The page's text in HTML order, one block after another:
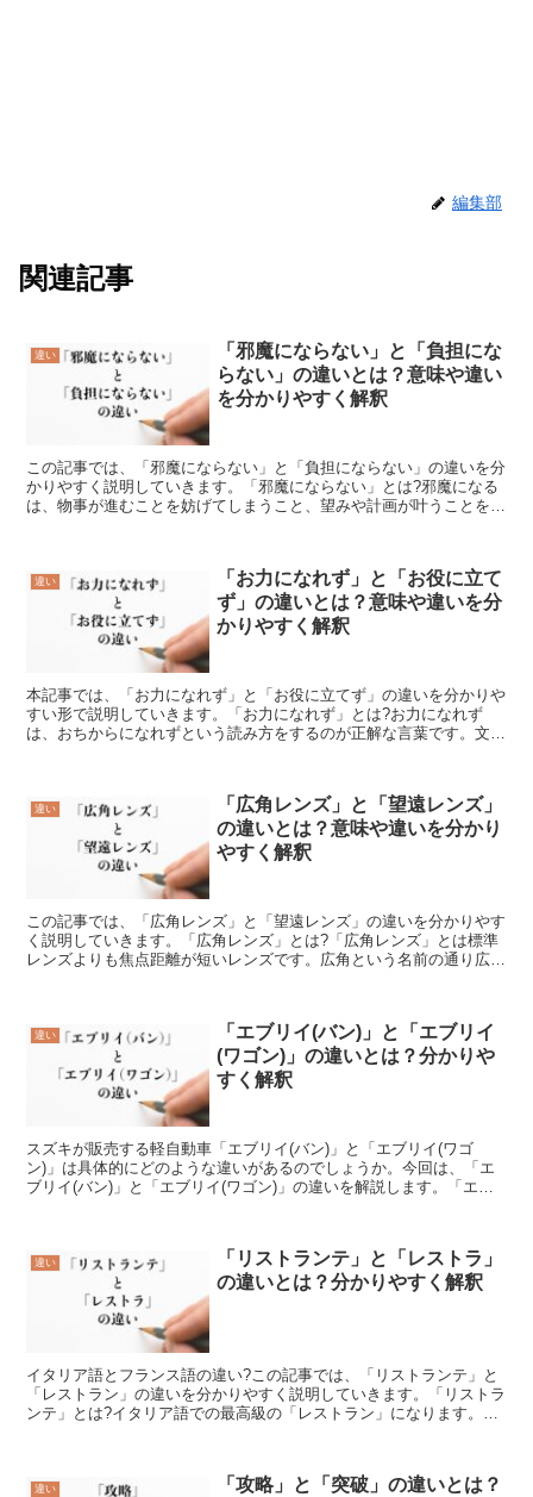
編集部
関連記事
違い
「邪魔にならない」と「負担にな
らない」の違いとは？意味や違い
を分かりやすく解釈
この記事では、「邪魔にならない」と「負担にならない」の違いを分
かりやすく説明していきます。「邪魔にならない」とは?邪魔になる
は、物事が進むことを妨げてしまうこと、望みや計画が叶うことを妨
違い
「お力になれず」と「お役に立て
ず」の違いとは？意味や違いを分
かりやすく解釈
本記事では、「お力になれず」と「お役に立てず」の違いを分かりや
すい形で説明していきます。「お力になれず」とは?お力になれず
は、おちからになれずという読み方をするのが正解な言葉です。文字
違い
「広角レンズ」と「望遠レンズ」
の違いとは？意味や違いを分かり
やすく解釈
この記事では、「広角レンズ」と「望遠レンズ」の違いを分かりやす
く説明していきます。「広角レンズ」とは?「広角レンズ」とは標準
レンズよりも焦点距離が短いレンズです。広角という名前の通り広い
違い
「エブリイ(バン)」と「エブリイ
(ワゴン)」の違いとは？分かりや
すく解釈
スズキが販売する軽自動車「エブリイ(バン)」と「エブリイ(ワゴ
ン)」は具体的にどのような違いがあるのでしょうか。今回は、「エ
ブリイ(バン)」と「エブリイ(ワゴン)」の違いを解説します。「エブ
違い
「リストランテ」と「レストラ」
の違いとは？分かりやすく解釈
イタリア語とフランス語の違い?この記事では、「リストランテ」と
「レストラン」の違いを分かりやすく説明していきます。「リストラ
ンテ」とは?イタリア語での最高級の「レストラン」になります。そ
違い
「攻略」と「突破」の違いとは？